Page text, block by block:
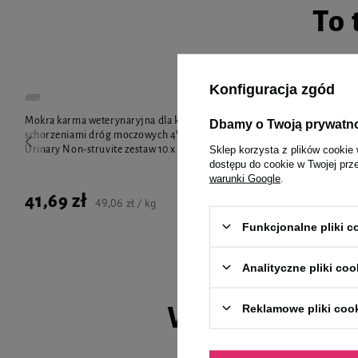
To
Mokra karma weterynaryjna dla kota ze
schorzeniami dróg moczowych 4Vets Natural
Urinary Non-struvite zestaw 10 x 85 g
41,69 zł 49,06 zł / kg
4Vets Natural
Wybrane
Konfiguracja zgód
Dbamy o Twoją
Sklep korzysta z plików cookie
dostępu do cookie w Twojej
warunki Google
Funkcjonalne pliki
Analityczne pliki
Reklamowe pliki